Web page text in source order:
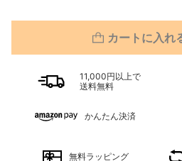
カートに入れ
11,000円以上で
送料無料
かんたん決済
無料ラッピング